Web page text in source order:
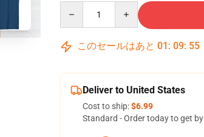
このセールはあと 01 : 09: 54
Deliver to United States
Cost to ship:$6.99
Standard - Order today to get by